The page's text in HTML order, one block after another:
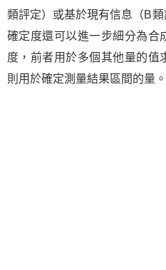
類評定）或基於現有信息（B
確定度還可以進一步細分為合
度，前者用於多個其他量的值
則用於確定測量結果區間的量。